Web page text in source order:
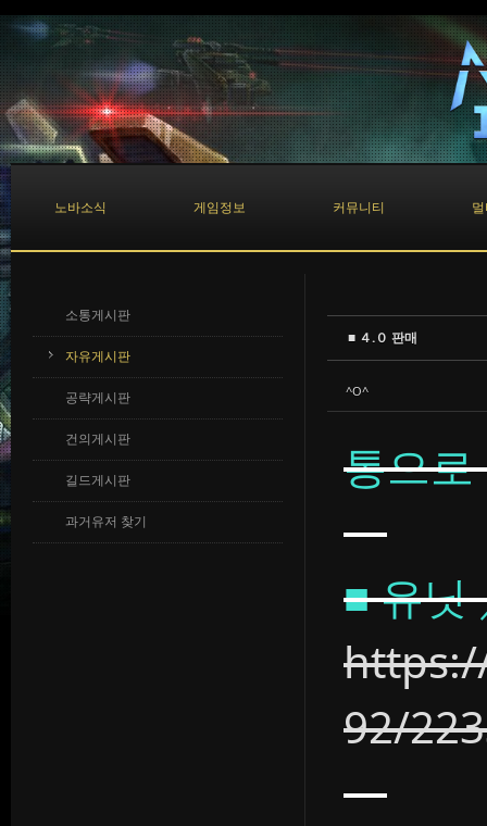
노바소식 게임정보 커뮤니티
소통게시판
자유게시판
공략게시판
건의게시판
길드게시판
과거유저 찾기
■ ４.０ 판매
^O^
통으
■ 유닛
92/
Sketchbook5, 스케치북5
Sketchbook5, 스케치북5